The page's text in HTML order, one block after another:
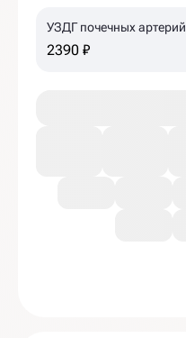
УЗДГ почечных артерий
2390 ₽